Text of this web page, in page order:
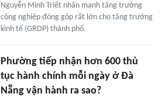
Nguyễn Minh Triết nhấn mạnh tăng trưởng
công nghiệp đóng góp rất lớn cho tăng trưởng
kinh tế (GRDP) thành phố.
Phường tiếp nhận hơn 600 thủ
tục hành chính mỗi ngày ở Đà
Nẵng vận hành ra sao?